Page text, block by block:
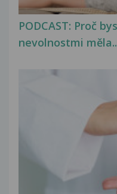
PODCAST: Proč
nevolnostmi